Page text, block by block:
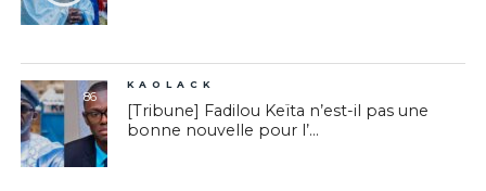
86
KAOLACK
[Tribune] Fadilou Keïta n’est-il pas une
bonne nouvelle pour l’...